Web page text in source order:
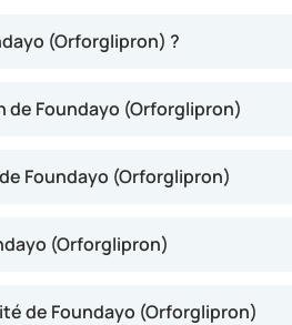
(Orforglipron) ?
est un nouveau traitement
appartient à la classe des
est également étudié comme
à ce sujet, nous vous tiendrons
de Foundayo (Orforglipron)
Foundayo (Orforglipron)
(Orforglipron)
de Foundayo (Orforglipron)